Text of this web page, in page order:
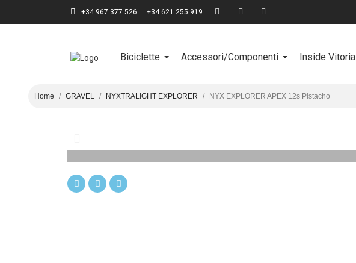
+34 967 377 526 +34 621 255 919
Biciclette Accessori/Componenti Inside Vitoria
Home GRAVEL NYXTRALIGHT EXPLORER NYX EXPLORER APEX 12s Pistacho